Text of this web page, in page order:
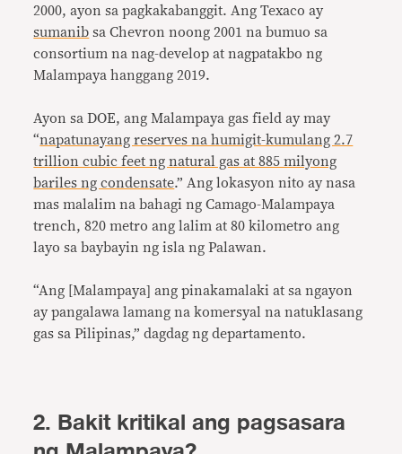
2000, ayon sa pagkakabanggit. Ang Texaco ay
sumanib sa Chevron noong 2001 na bumuo sa
consortium na nag-develop at nagpatakbo ng
Malampaya hanggang 2019.
Ayon sa DOE, ang Malampaya gas field ay may
“napatunayang reserves na humigit-kumulang 2.7
trillion cubic feet ng natural gas at 885 milyong
bariles ng condensate.” Ang lokasyon nito ay nasa
mas malalim na bahagi ng Camago-Malampaya
trench, 820 metro ang lalim at 80 kilometro ang
layo sa baybayin ng isla ng Palawan.
“Ang [Malampaya] ang pinakamalaki at sa ngayon
ay pangalawa lamang na komersyal na natuklasang
gas sa Pilipinas,” dagdag ng departamento.
2. Bakit kritikal ang pagsasara